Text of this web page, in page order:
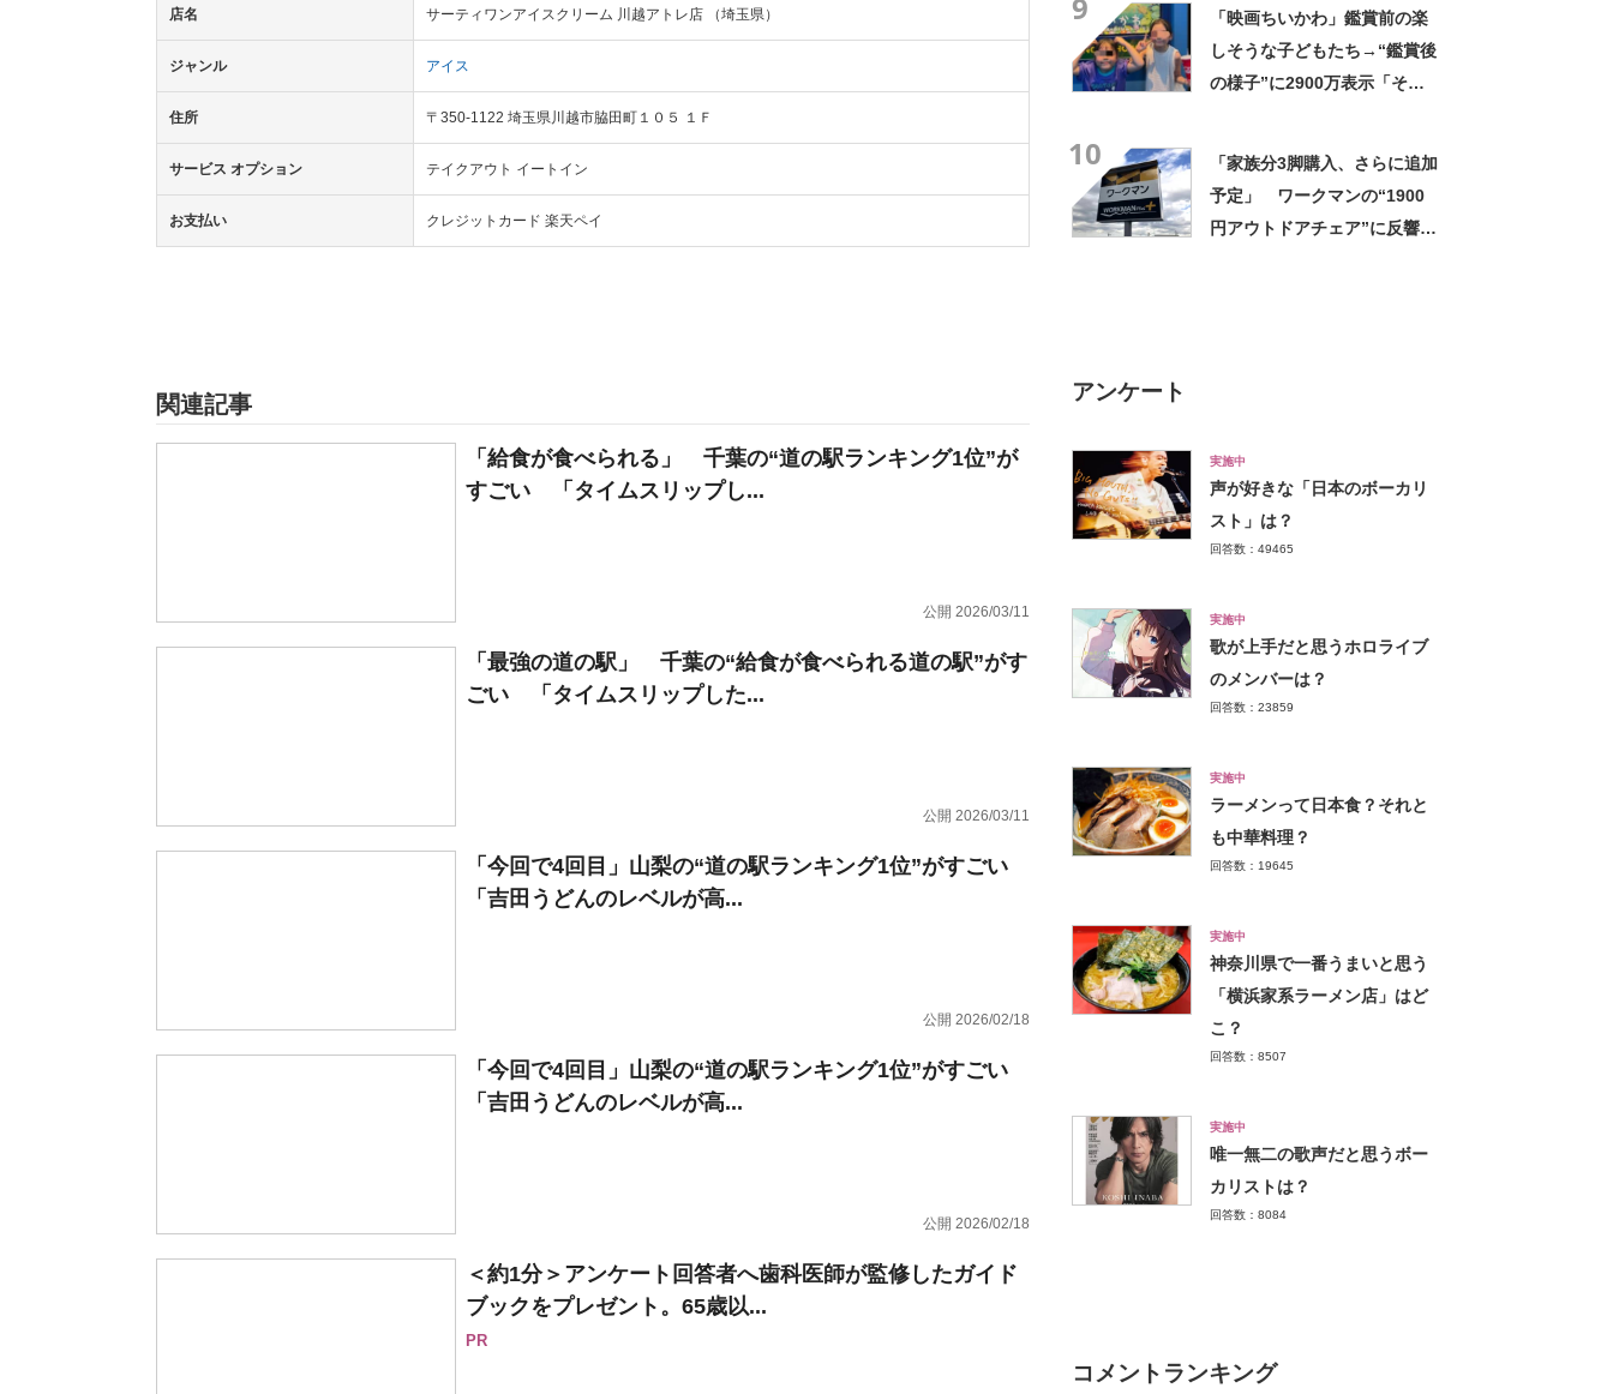
店名 サーティワンアイスクリーム 川越アトレ店 （埼玉県）
ジャンル アイス
住所 〒350-1122 埼玉県川越市脇田町１０５ １Ｆ
サービス オプション テイクアウト イートイン
お支払い クレジットカード 楽天ペイ
関連記事
「給食が食べられる」 千葉の“道の駅ランキング1位”が
すごい 「タイムスリップし...
公開 2026/03/11
「最強の道の駅」 千葉の“給食が食べられる道の駅”がす
ごい 「タイムスリップした...
公開 2026/03/11
「今回で4回目」山梨の“道の駅ランキング1位”がすごい
「吉田うどんのレベルが高...
公開 2026/02/18
「今回で4回目」山梨の“道の駅ランキング1位”がすごい
「吉田うどんのレベルが高...
公開 2026/02/18
＜約1分＞アンケート回答者へ歯科医師が監修したガイド
ブックをプレゼント。65歳以...
PR
「映画ちいかわ」鑑賞前の楽
しそうな子どもたち→“鑑賞後
の様子”に2900万表示「そう
10
「家族分3脚購入、さらに追加
予定」 ワークマンの“1900
円アウトドアチェア”に反響
アンケート
実施中
声が好きな「日本のボーカリ
スト」は？
回答数：49465
実施中
歌が上手だと思うホロライブ
のメンバーは？
回答数：23859
実施中
ラーメンって日本食？それと
も中華料理？
回答数：19645
実施中
神奈川県で一番うまいと思う
「横浜家系ラーメン店」はど
こ？
回答数：8507
実施中
唯一無二の歌声だと思うボー
カリストは？
回答数：8084
コメントランキング